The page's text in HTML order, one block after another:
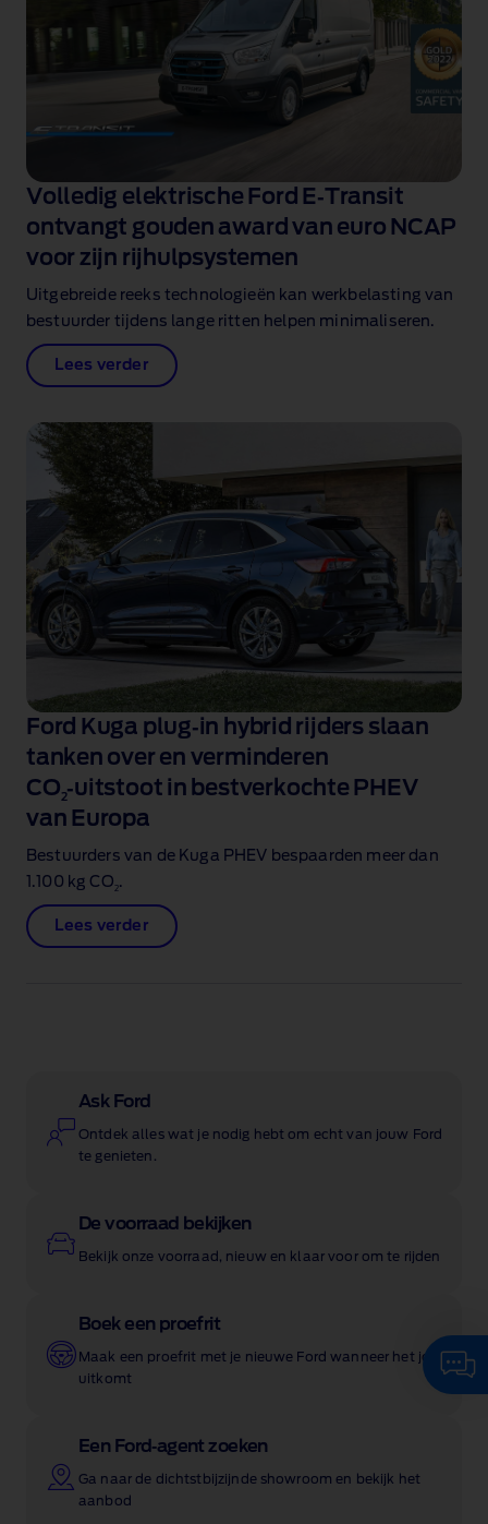
Volledig elektrische Ford E‑Transit
ontvangt gouden award van euro NCAP
voor zijn rijhulpsystemen
Uitgebreide reeks technologieën kan werkbelasting van
bestuurder tijdens lange ritten helpen minimaliseren.
Lees verder
Ford Kuga plug‑in hybrid rijders slaan
tanken over en verminderen
CO2‑uitstoot in bestverkochte PHEV
van Europa
Bestuurders van de Kuga PHEV bespaarden meer dan
1.100 kg CO 2.
Lees verder
Ask Ford
Ontdek alles wat je nodig hebt om echt van jouw Ford
te genieten.
De voorraad bekijken
Bekijk onze voorraad, nieuw en klaar voor om te rijden
Boek een proefrit
Maak een proefrit met je nieuwe Ford wanneer het jou
uitkomt
Een Ford‑agent zoeken
Ga naar de dichtstbijzijnde showroom en bekijk het
aanbod
Start hier een gesprek met onze
Virtuele AI Assistent